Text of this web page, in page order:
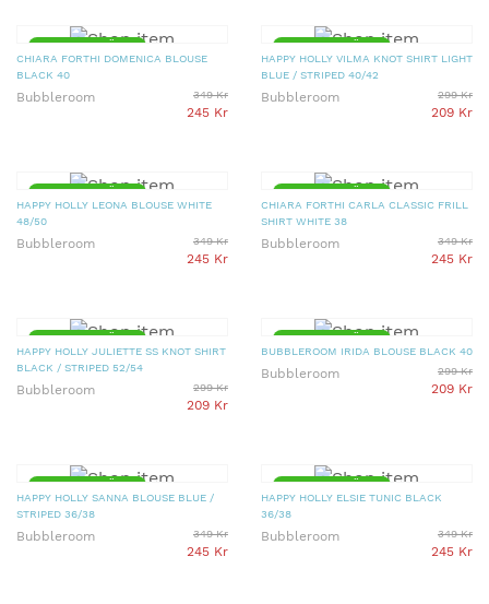
▼ 30% PRISSÄNKT
CHIARA FORTHI DOMENICA BLOUSE
BLACK 40
Bubbleroom 349 Kr
245 Kr
▼ 30% PRISSÄNKT
HAPPY HOLLY VILMA KNOT SHIRT LIGHT
BLUE / STRIPED 40/42
Bubbleroom 299 Kr
209 Kr
▼ 30% PRISSÄNKT
HAPPY HOLLY LEONA BLOUSE WHITE
48/50
Bubbleroom 349 Kr
245 Kr
▼ 30% PRISSÄNKT
CHIARA FORTHI CARLA CLASSIC FRILL
SHIRT WHITE 38
Bubbleroom 349 Kr
245 Kr
▼ 30% PRISSÄNKT
HAPPY HOLLY JULIETTE SS KNOT SHIRT
BLACK / STRIPED 52/54
Bubbleroom 299 Kr
209 Kr
▼ 30% PRISSÄNKT
BUBBLEROOM IRIDA BLOUSE BLACK 40
Bubbleroom 299 Kr
209 Kr
▼ 30% PRISSÄNKT
HAPPY HOLLY SANNA BLOUSE BLUE /
STRIPED 36/38
Bubbleroom 349 Kr
245 Kr
▼ 30% PRISSÄNKT
HAPPY HOLLY ELSIE TUNIC BLACK
36/38
Bubbleroom 349 Kr
245 Kr